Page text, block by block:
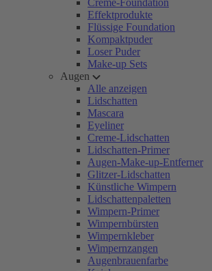
Creme-Foundation
Effektprodukte
Flüssige Foundation
Kompaktpuder
Loser Puder
Make-up Sets
Augen
Alle anzeigen
Lidschatten
Mascara
Eyeliner
Creme-Lidschatten
Lidschatten-Primer
Augen-Make-up-Entferner
Glitzer-Lidschatten
Künstliche Wimpern
Lidschattenpaletten
Wimpern-Primer
Wimpernbürsten
Wimpernkleber
Wimpernzangen
Augenbrauenfarbe